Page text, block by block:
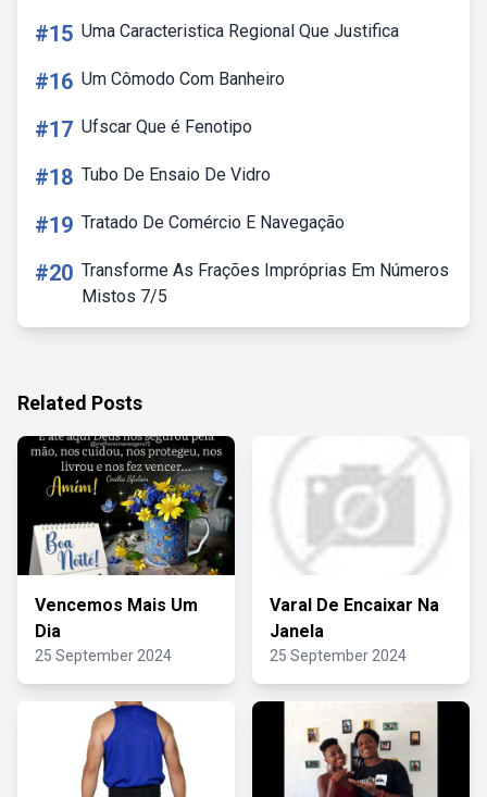
#15 Uma Caracteristica Regional Que Justifica
#16 Um Cômodo Com Banheiro
#17 Ufscar Que é Fenotipo
#18 Tubo De Ensaio De Vidro
#19 Tratado De Comércio E Navegação
#20 Transforme As Frações Impróprias Em Números
Mistos 7/5
Related Posts
Vencemos Mais Um
Dia
25 September 2024
Varal De Encaixar Na
Janela
25 September 2024